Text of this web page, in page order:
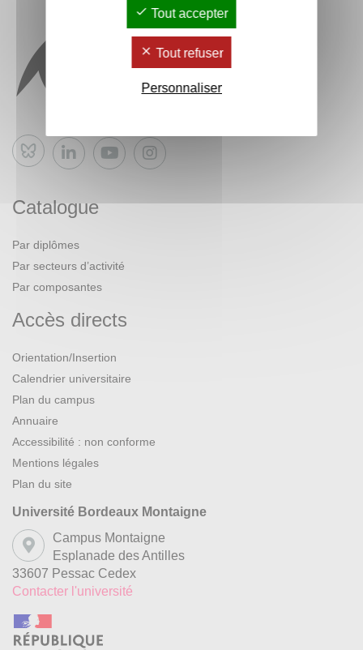
Bluesky
Catalogue
Par diplômes
Par secteurs d’activité
Par composantes
Accès directs
Orientation/Insertion
Calendrier universitaire
Plan du campus
Annuaire
Accessibilité : non conforme
Mentions légales
Plan du site
Université Bordeaux Montaigne
Campus Montaigne
Esplanade des Antilles
33607 Pessac Cedex
Contacter l'université
Tout accepter
Tout refuser
Personnaliser